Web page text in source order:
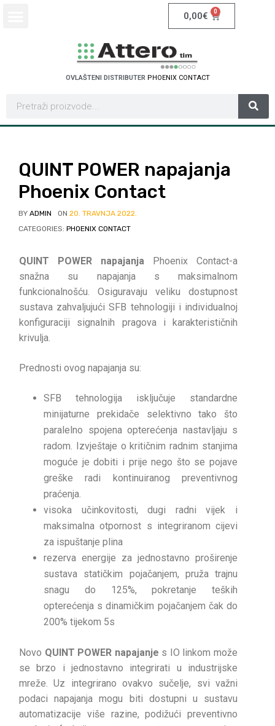
0,00€ 0
OVLAŠTENI DISTRIBUTER PHOENIX CONTACT
QUINT POWER napajanja
Phoenix Contact
BY ADMIN ON 20. TRAVNJA 2022.
CATEGORIES: PHOENIX CONTACT
QUINT POWER napajanja Phoenix Contact-a
snažna su napajanja s maksimalnom
funkcionalnošću. Osiguravaju veliku dostupnost
sustava zahvaljujući SFB tehnologiji i individualnoj
konfiguraciji signalnih pragova i karakterističnih
krivulja.
Prednosti ovog napajanja su:
SFB tehnologija isključuje standardne
minijaturne prekidače selektivno tako što
paralelno spojena opterećenja nastavljaju s
radom. Izvještaje o kritičnim radnim stanjima
moguće je dobiti i prije nego što se pojave
greške radi kontinuiranog preventivnog
praćenja.
visoka učinkovitosti, dugi radni vijek i
maksimalna otpornost s integriranom cijevi
za ispuštanje plina
rezerva energije za jednostavno proširenje
sustava statičkim pojačanjem, pruža trajnu
snagu do 125%, pokretanje teških
opterećenja s dinamičkim pojačanjem čak do
200% tijekom 5s
Novo QUINT POWER napajanje s IO linkom može
se brzo i jednostavno integrirati u industrijske
mreže. Uz integrirano ovakvo sučelje, svi važni
podaci napajanja mogu biti dostupni u sustavu
automatizacije više razine, podižući preventivno